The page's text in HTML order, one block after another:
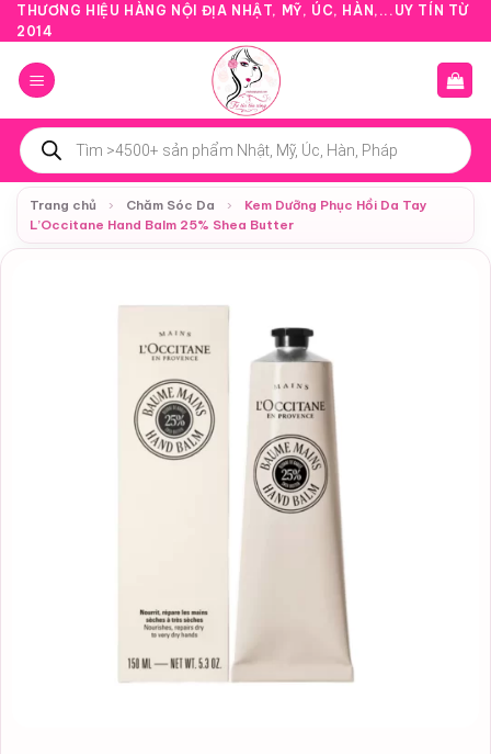
Bỏ
qua
nội
dung
THƯƠNG HIỆU HÀNG NỘI ĐỊA NHẬT, MỸ, ÚC, HÀN,...UY TÍN TỪ
2014
Tìm
kiếm
sản
phẩm
Trang chủ
› Chăm Sóc Da ›
Kem Dưỡng Phục Hồi Da Tay
L’Occitane Hand Balm 25% Shea Butter